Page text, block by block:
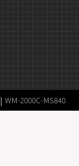
| WM-2000C-MS840